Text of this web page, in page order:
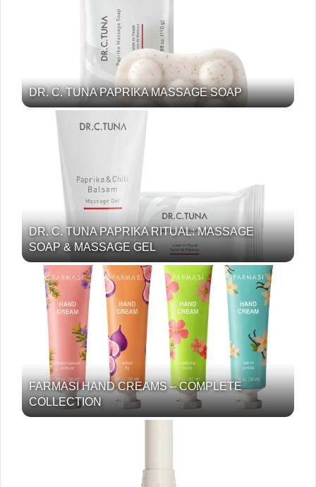
DR. C. TUNA PAPRIKA MASSAGE SOAP
DR. C. TUNA PAPRIKA RITUAL: MASSAGE
SOAP & MASSAGE GEL
FARMASI HAND CREAMS – COMPLETE
COLLECTION